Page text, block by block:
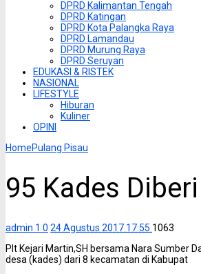
DPRD Kalimantan Tengah
DPRD Katingan
DPRD Kota Palangka Raya
DPRD Lamandau
DPRD Murung Raya
DPRD Seruyan
EDUKASI & RISTEK
NASIONAL
LIFESTYLE
Hiburan
Kuliner
OPINI
HomePulang Pisau
95 Kades
admin 1 0 24 Agustus 2017 17:55 1063
Plt Kejari Martin,SH bersama Nara Sumber
desa (kades) dari 8 kecamatan di Kabupat